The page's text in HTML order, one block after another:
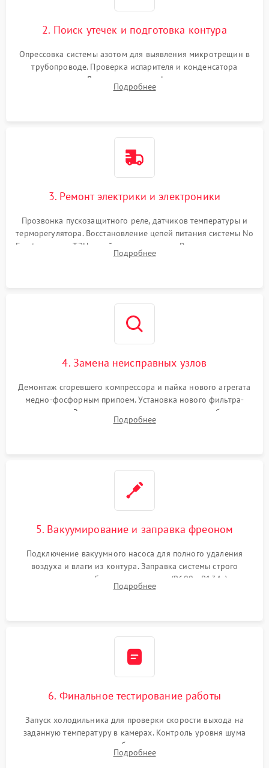
2. Поиск утечек и подготовка контура
Опрессовка системы азотом для выявления микротрещин в
трубопроводе. Проверка испарителя и конденсатора
течеискателем. Демонтаж старого фильтра-осушителя и
продувка капиллярной трубки для устранения засоров.
Подробнее
3. Ремонт электрики и электроники
Прозвонка пускозащитного реле, датчиков температуры и
терморегулятора. Восстановление цепей питания системы No
Frost, включая ТЭН оттайки и вентилятор. Ремонт или замена
платы управления при сбоях алгоритмов.
Подробнее
4. Замена неисправных узлов
Демонтаж сгоревшего компрессора и пайка нового агрегата
медно-фосфорным припоем. Установка нового фильтра-
осушителя. Замена изношенных вентиляторов обдува,
сломанных заслонок или поврежденных дверных петель.
Подробнее
5. Вакуумирование и заправка фреоном
Подключение вакуумного насоса для полного удаления
воздуха и влаги из контура. Заправка системы строго
дозированным объемом хладагента (R600a, R134a) по
электронным весам. Контроль рабочего давления в системе.
Подробнее
6. Финальное тестирование работы
Запуск холодильника для проверки скорости выхода на
заданную температуру в камерах. Контроль уровня шума
компрессора, отсутствия обмерзания стенок и корректного
срабатывания системы автоматической оттайки.
Подробнее